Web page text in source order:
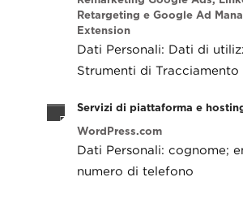
Retargeting e Google Ad
Extension
Dati Personali: Dati di
Strumenti di Tracciamento
Servizi di piattaforma e
WordPress.com
Dati Personali: cognome;
numero di telefono